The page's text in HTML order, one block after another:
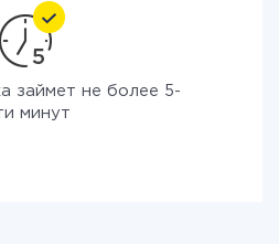
займет не более 5-
минут